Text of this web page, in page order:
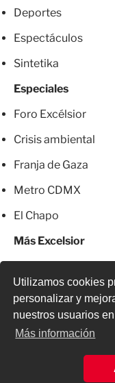
Utilizamos cookies
personalizar y
nuestros usuarios
Más información
Deportes
Espectáculos
Sintetika
Especiales
Foro Excélsior
Crisis ambiental
Franja de Gaza
Metro CDMX
El Chapo
Más Excelsior
© 2026 Todos los
o parcial,